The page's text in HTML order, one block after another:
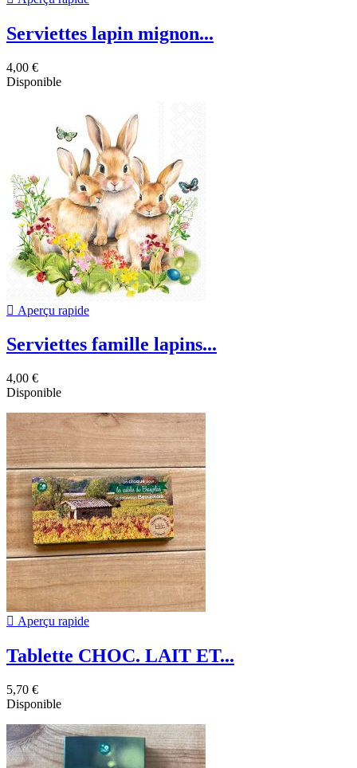
Serviettes lapin mignon...
4,00 €
Disponible
 Aperçu rapide
Serviettes famille lapins...
4,00 €
Disponible
 Aperçu rapide
Tablette CHOC. LAIT ET...
5,70 €
Disponible